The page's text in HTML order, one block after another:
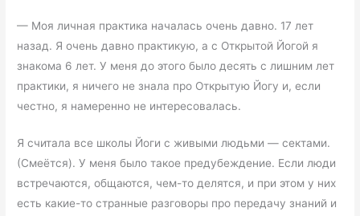
— Моя личная практика началась очень давно. 17 лет
назад. Я очень давно практикую, а с Открытой Йогой я
знакома 6 лет. У меня до этого было десять с лишним лет
практики, я ничего не знала про Открытую Йогу и, если
честно, я намеренно не интересовалась.
Я считала все школы Йоги с живыми людьми — сектами.
(Смеётся). У меня было такое предубеждение. Если люди
встречаются, общаются, чем-то делятся, и при этом у них
есть какие-то странные разговоры про передачу знаний и